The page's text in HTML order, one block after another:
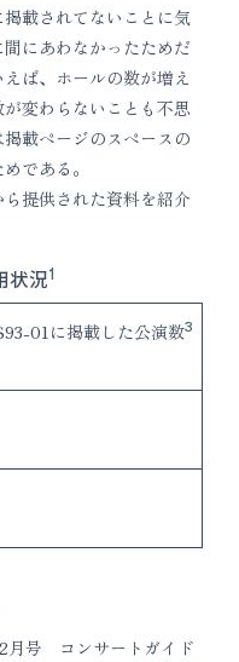
載されてないことに気
にあわなかったためだ
ば、ホールの数が増え
変わらないことも不思
載ページのスペースの
である。
提供された資料を紹介
状況1
01に掲載した公演数3
月号 コンサートガイド